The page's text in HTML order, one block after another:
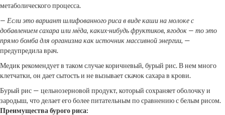
метаболического процесса.
— Если это вариант шлифованного риса в виде каши на молоке с
добавлением сахара или мёда, каких-нибудь фруктиков, ягодок — то это
прямо бомба для организма как источник массивной энергии, —
предупредила врач.
Медик рекомендует в таком случае коричневый, бурый рис. В нем много
клетчатки, он дает сытость и не вызывает скачок сахара в крови.
Бурый рис — цельнозерновой продукт, который сохраняет оболочку и
зародыш, что делает его более питательным по сравнению с белым рисом.
Преимущества бурого риса: